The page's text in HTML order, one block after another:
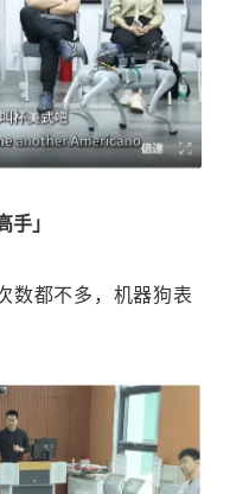
」
数都不多，机器狗表